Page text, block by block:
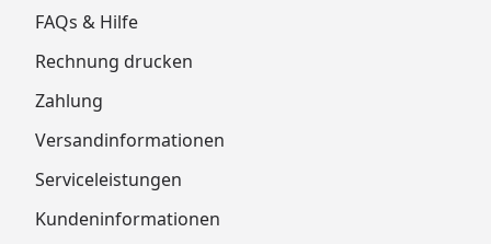
FAQs & Hilfe
Rechnung drucken
Zahlung
Versandinformationen
Serviceleistungen
Kundeninformationen